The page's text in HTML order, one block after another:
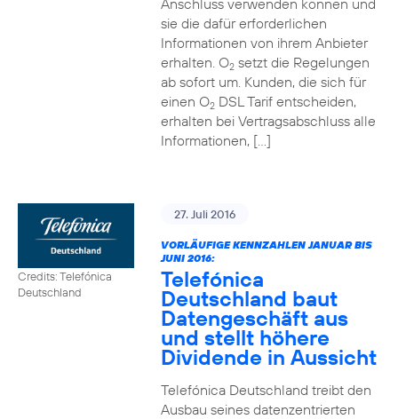
Anschluss verwenden können und
sie die dafür erforderlichen
Informationen von ihrem Anbieter
erhalten. O2setzt die Regelungen
ab sofort um. Kunden, die sich für
einen O2DSL Tarif entscheiden,
erhalten bei Vertragsabschluss alle
Informationen, […]
Credits: Telefónica
Deutschland
27. Juli 2016
VORLÄUFIGE KENNZAHLEN JANUAR BIS
JUNI 2016:
Telefónica
Deutschland baut
Datengeschäft aus
und stellt höhere
Dividende in Aussicht
Telefónica Deutschland treibt den
Ausbau seines datenzentrierten